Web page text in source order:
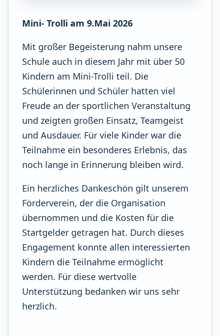
Mini- Trolli am 9.Mai 2026
Mit großer Begeisterung nahm unsere
Schule auch in diesem Jahr mit über 50
Kindern am Mini-Trolli teil. Die
Schülerinnen und Schüler hatten viel
Freude an der sportlichen Veranstaltung
und zeigten großen Einsatz, Teamgeist
und Ausdauer. Für viele Kinder war die
Teilnahme ein besonderes Erlebnis, das
noch lange in Erinnerung bleiben wird.
Ein herzliches Dankeschön gilt unserem
Förderverein, der die Organisation
übernommen und die Kosten für die
Startgelder getragen hat. Durch dieses
Engagement konnte allen interessierten
Kindern die Teilnahme ermöglicht
werden. Für diese wertvolle
Unterstützung bedanken wir uns sehr
herzlich.